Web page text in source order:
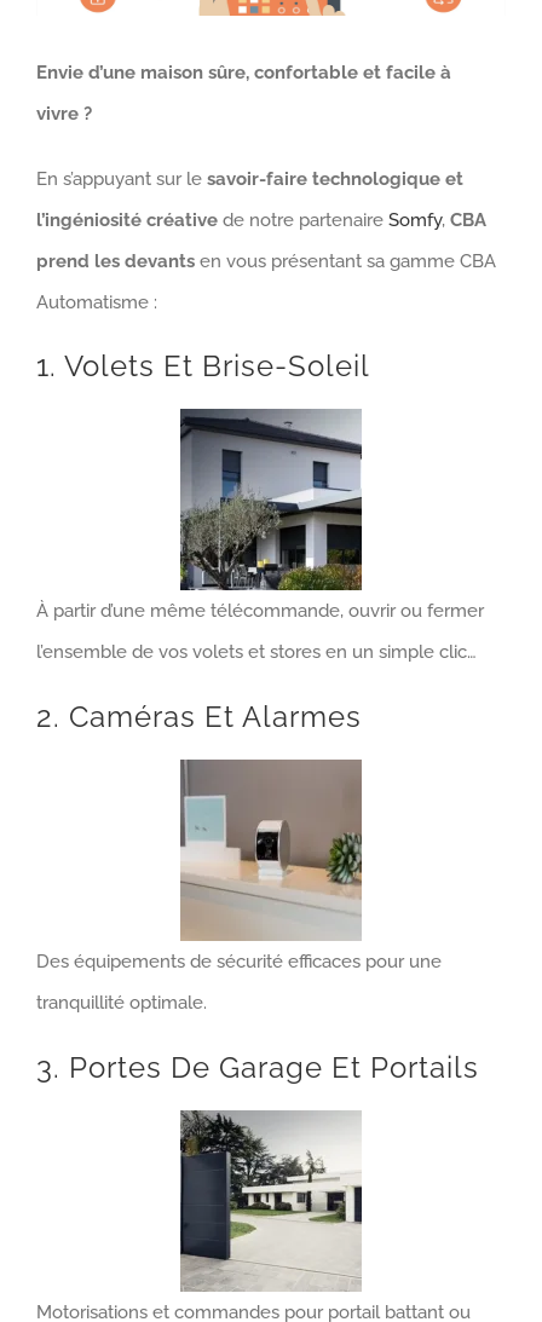
Envie d’une maison sûre, confortable et facile à
vivre ?
En s’appuyant sur le savoir-faire technologique et
l’ingéniosité créative de notre partenaire Somfy, CBA
prend les devants en vous présentant sa gamme CBA
Automatisme :
1. Volets Et Brise-Soleil
À partir d’une même télécommande, ouvrir ou fermer
l’ensemble de vos volets et stores en un simple clic…
2. Caméras Et Alarmes
Des équipements de sécurité efficaces pour une
tranquillité optimale.
3. Portes De Garage Et Portails
Motorisations et commandes pour portail battant ou